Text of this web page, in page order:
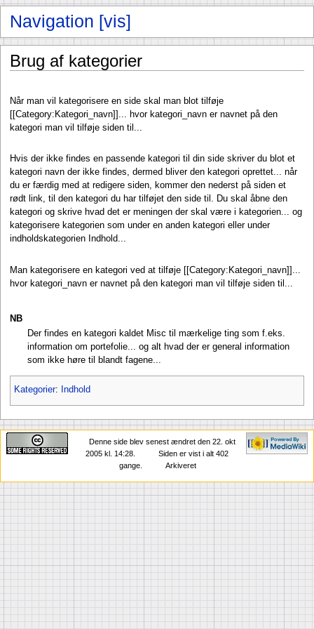
Brug af kategorier
Når man vil kategorisere en side skal man blot tilføje
[[Category:Kategori_navn]]... hvor kategori_navn er navnet på den
kategori man vil tilføje siden til...
Hvis der ikke findes en passende kategori til din side skriver du blot et
kategori navn der ikke findes, dermed bliver den kategori oprettet... når
du er færdig med at redigere siden, kommer den nederst på siden et
rødt link, til den kategori du har tilføjet den side til. Du skal åbne den
kategori og skrive hvad det er meningen der skal være i kategorien... og
kategorisere kategorien som under en anden kategori eller under
indholdskategorien Indhold...
Man kategorisere en kategori ved at tilføje [[Category:Kategori_navn]]...
hvor kategori_navn er navnet på den kategori man vil tilføje siden til...
NB
Der findes en kategori kaldet Misc til mærkelige ting som f.eks.
information om portefolie... og alt hvad der er general information
som ikke høre til blandt fagene...
Kategorier: Indhold
Denne side blev senest ændret den 22. okt
2005 kl. 14:28.
Siden er vist i alt 402
gange.
Arkiveret